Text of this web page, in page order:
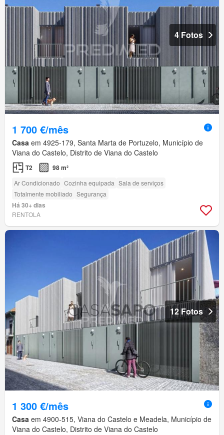
4 Fotos
1 700 €/mês
Casa em 4925-179, Santa Marta de Portuzelo, Município de
Viana do Castelo, Distrito de Viana do Castelo
T2 98 m²
Ar Condicionado Cozinha equipada Sala de serviços
Totalmente mobiliado Segurança
Há 30+ dias
RENTOLA
12 Fotos
1 300 €/mês
Casa em 4900-515, Viana do Castelo e Meadela, Município de
Viana do Castelo, Distrito de Viana do Castelo